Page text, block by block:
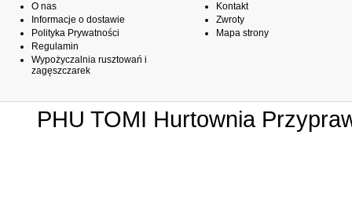
O nas
Informacje o dostawie
Polityka Prywatności
Regulamin
Wypożyczalnia rusztowań i
zagęszczarek
Kontakt
Zwroty
Mapa strony
PHU TOMI Hurtownia